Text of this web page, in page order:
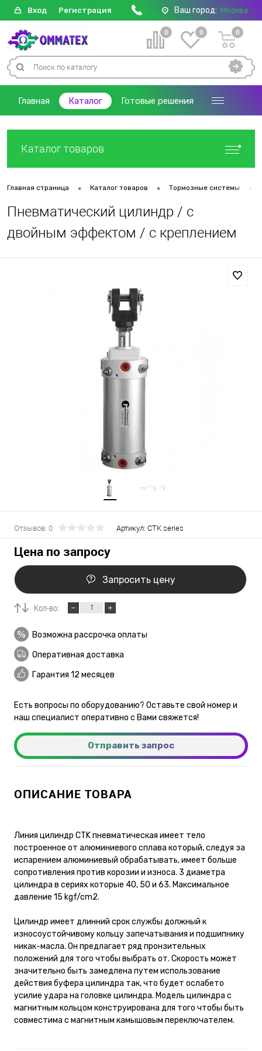
Вход Регистрация Ваш город: Москва
0 0 0
Главная Каталог Готовые решения
Каталог товаров
Главная страница • Каталог товаров • Тормозные системы •
Пневматический цилиндр / с
двойным эффектом / с креплением
Отзывов: 0 Артикул: CTK series
Цена по запросу
Запросить цену
Кол-во:
Возможна рассрочка оплаты
Оперативная доставка
Гарантия 12 месяцев
Есть вопросы по оборудованию? Оставьте свой номер и
наш специалист оперативно с Вами свяжется!
Отправить запрос
ОПИСАНИЕ ТОВАРА
Линия цилиндр CTK пневматическая имеет тело
построенное от алюминиевого сплава который, следуя за
испарением алюминиевый обрабатывать, имеет больше
сопротивления против корозии и износа. 3 диаметра
цилиндра в сериях которые 40, 50 и 63. Максимальное
давление 15 kgf/cm2.
Цилиндр имеет длинний срок службы должный к
износоустойчивому кольцу запечатывания и подшипнику
никак-масла. Он предлагает ряд пронзительных
положений для того чтобы выбрать от. Скорость может
значительно быть замедлена путем использование
действия буфера цилиндра так, что будет ослабето
усилие удара на головке цилиндра. Модель цилиндра с
магнитным кольцом конструирована для того чтобы быть
совместима с магнитным камышовым переключателем.